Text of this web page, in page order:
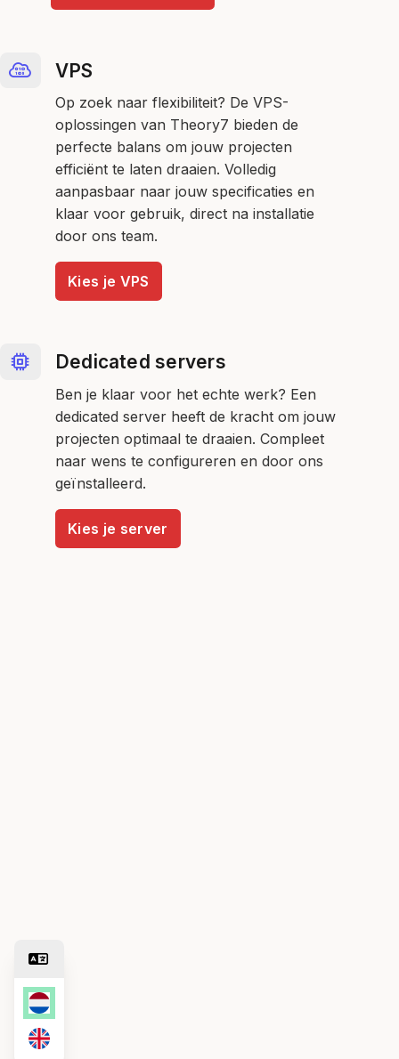
VPS
Op zoek naar flexibiliteit? De VPS-
oplossingen van Theory7 bieden de
perfecte balans om jouw projecten
efficiënt te laten draaien. Volledig
aanpasbaar naar jouw specificaties en
klaar voor gebruik, direct na installatie
door ons team.
Kies je VPS
Dedicated servers
Ben je klaar voor het echte werk? Een
dedicated server heeft de kracht om jouw
projecten optimaal te draaien. Compleet
naar wens te configureren en door ons
geïnstalleerd.
Kies je server